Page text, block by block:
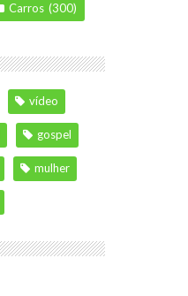
Carros (300)
vídeo
gospel
mulher